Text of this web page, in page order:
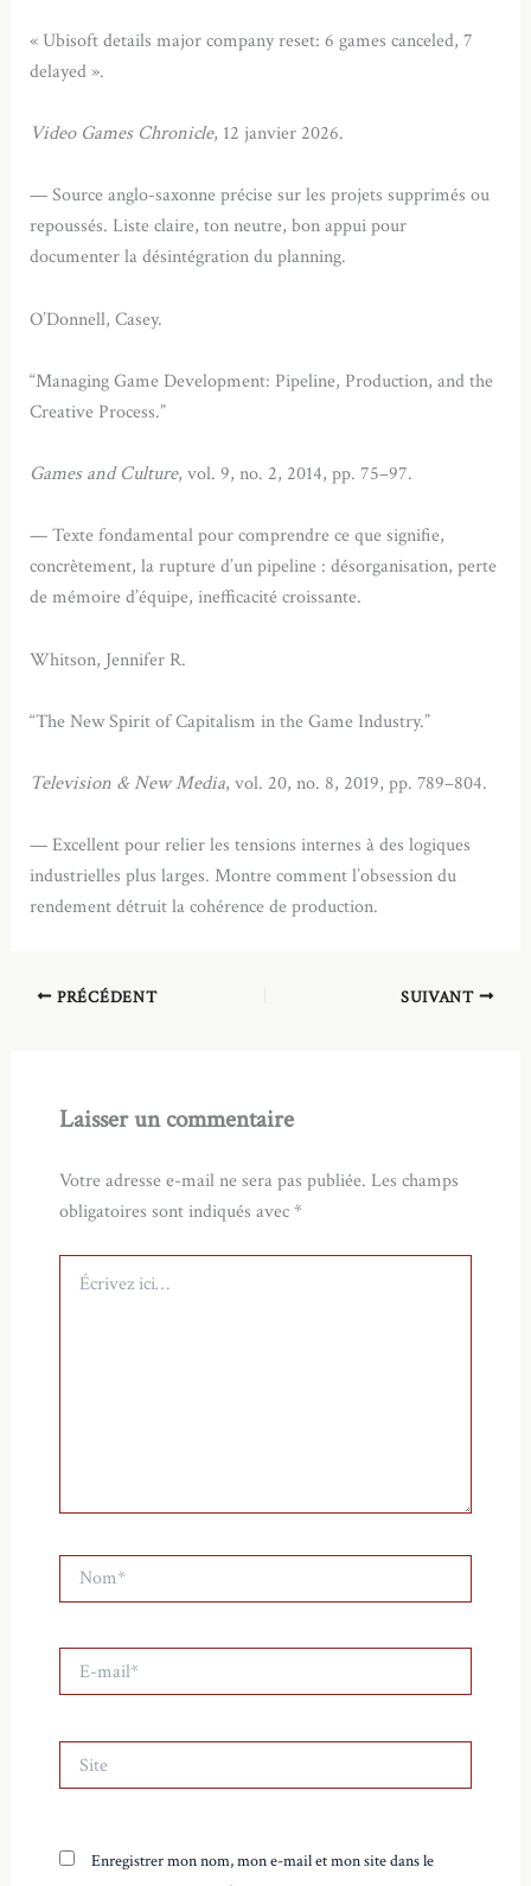
« Ubisoft details major company reset: 6 games canceled, 7
delayed ».
Video Games Chronicle, 12 janvier 2026.
— Source anglo-saxonne précise sur les projets supprimés ou
repoussés. Liste claire, ton neutre, bon appui pour
documenter la désintégration du planning.
O’Donnell, Casey.
“Managing Game Development: Pipeline, Production, and the
Creative Process.”
Games and Culture, vol. 9, no. 2, 2014, pp. 75–97.
— Texte fondamental pour comprendre ce que signifie,
concrètement, la rupture d’un pipeline : désorganisation, perte
de mémoire d’équipe, inefficacité croissante.
Whitson, Jennifer R.
“The New Spirit of Capitalism in the Game Industry.”
Television & New Media, vol. 20, no. 8, 2019, pp. 789–804.
— Excellent pour relier les tensions internes à des logiques
industrielles plus larges. Montre comment l’obsession du
rendement détruit la cohérence de production.
PRÉCÉDENT SUIVANT
Laisser un commentaire
Votre adresse e-mail ne sera pas publiée. Les champs
obligatoires sont indiqués avec*
ici…
Nom*
mail*
Enregistrer mon nom, mon e-mail et mon site dans le